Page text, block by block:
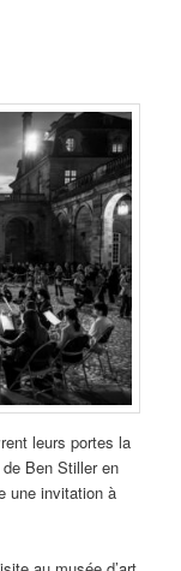
leurs portes la
Ben Stiller en
une invitation à